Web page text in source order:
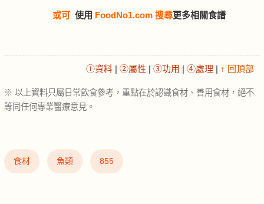
或可 使用 FoodNo1.com 搜尋更多相關食譜
①資料 | ②屬性 | ③功用 | ④處理 | ↑ 回頂部
※ 以上資料只屬日常飲食參考，重點在於認識食材、善用食材，絕不
等同任何專業醫療意見。
食材 魚類 855